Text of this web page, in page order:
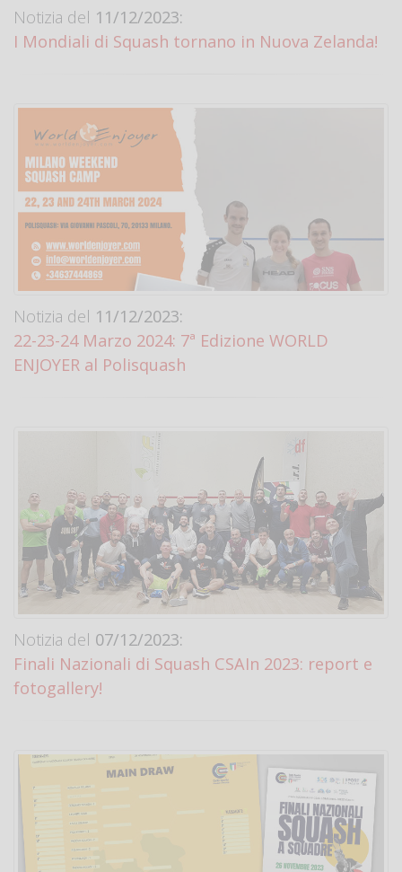
Notizia del 11/12/2023:
I Mondiali di Squash tornano in Nuova Zelanda!
Notizia del 11/12/2023:
22-23-24 Marzo 2024: 7ª Edizione WORLD
ENJOYER al Polisquash
Notizia del 07/12/2023:
Finali Nazionali di Squash CSAIn 2023: report e
fotogallery!